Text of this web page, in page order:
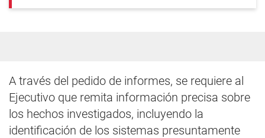
A través del pedido de informes, se requiere al
Ejecutivo que remita información precisa sobre
los hechos investigados, incluyendo la
identificación de los sistemas presuntamente